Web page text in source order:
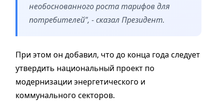
необоснованного роста тарифов для
потребителей", - сказал Президент.
При этом он добавил, что до конца года следует
утвердить национальный проект по
модернизации энергетического и
коммунального секторов.